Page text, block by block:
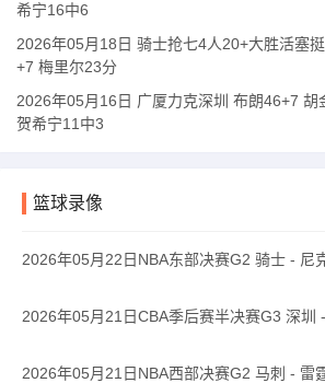
希宁16中6
2026年05月18日 骑士抢七4人20+大胜活塞
+7 梅里尔23分
2026年05月16日 广厦力克深圳 布朗46+7 胡
贺希宁11中3
篮球录像
2026年05月22日NBA东部决赛G2 骑士 - 尼
2026年05月21日CBA季后赛半决赛G3 深圳
2026年05月21日NBA西部决赛G2 马刺 - 雷